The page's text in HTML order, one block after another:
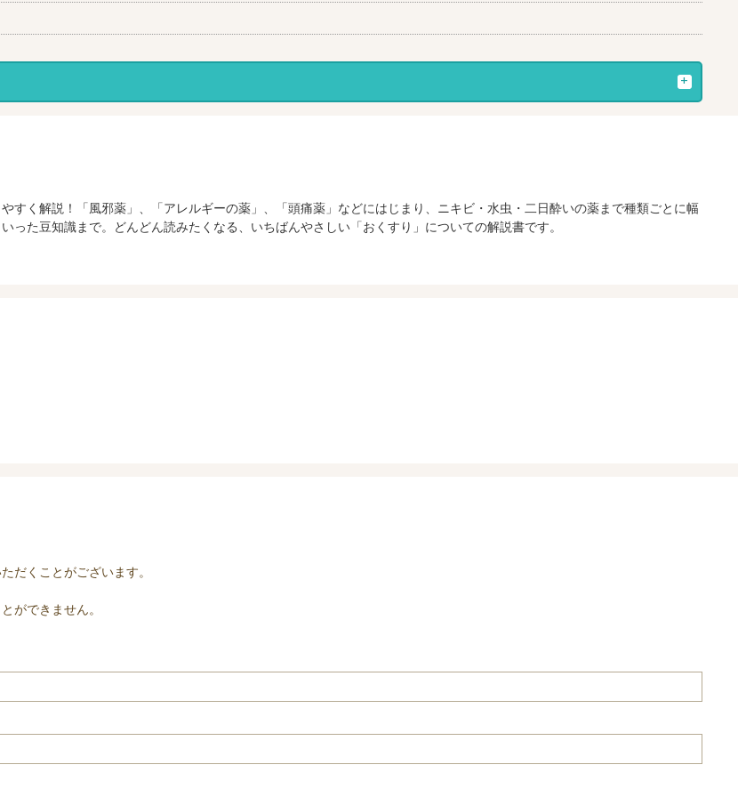
すく解説！「風邪薬」、「アレルギーの薬」、「頭痛薬」などにはじまり、ニキビ・水虫・二日酔いの薬まで種類ごとに幅
た豆知識まで。どんどん読みたくなる、いちばんやさしい「おくすり」についての解説書です。
だくことがございます。
ができません。